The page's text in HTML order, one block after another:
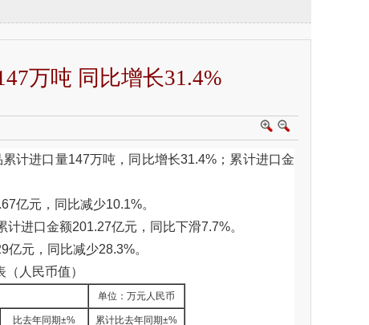
万吨 同比增长31.4%
累计进口量147万吨，同比增长31.4%；累计进口金
亿元，同比减少10.1%。
进口金额201.27亿元，同比下滑7.7%。
元，同比减少28.3%。
人民币值）
单位：万元人民币
比去年同期±% 累计比去年同期±%